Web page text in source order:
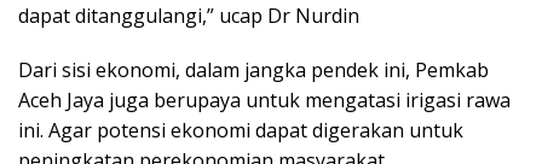
dapat ditanggulangi,” ucap Dr Nurdin
Dari sisi ekonomi, dalam jangka pendek ini, Pemkab
Aceh Jaya juga berupaya untuk mengatasi irigasi rawa
ini. Agar potensi ekonomi dapat digerakan untuk